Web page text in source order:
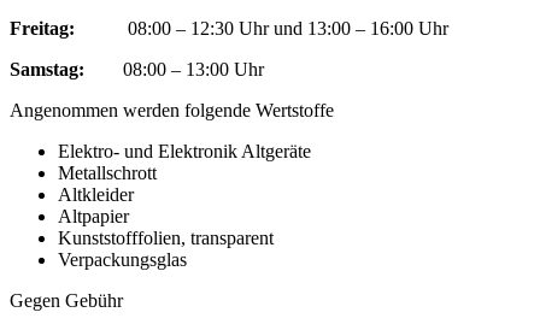
Freitag: 08:00 – 12:30 Uhr und 13:00 – 16:00 Uhr
Samstag:
08:00 – 13:00 Uhr
Angenommen werden folgende Wertstoffe
Elektro- und Elektronik Altgeräte
Metallschrott
Altkleider
Altpapier
Kunststofffolien, transparent
Verpackungsglas
Gegen Gebühr